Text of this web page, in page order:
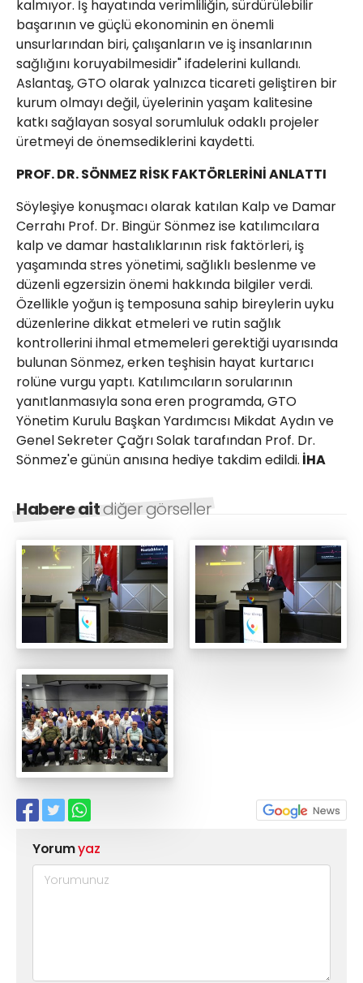
kalmıyor. İş hayatında verimliliğin, sürdürülebilir
başarının ve güçlü ekonominin en önemli
unsurlarından biri, çalışanların ve iş insanlarının
sağlığını koruyabilmesidir" ifadelerini kullandı.
Aslantaş, GTO olarak yalnızca ticareti geliştiren bir
kurum olmayı değil, üyelerinin yaşam kalitesine
katkı sağlayan sosyal sorumluluk odaklı projeler
üretmeyi de önemsediklerini kaydetti.
PROF. DR. SÖNMEZ RİSK FAKTÖRLERİNİ ANLATTI
Söyleşiye konuşmacı olarak katılan Kalp ve Damar
Cerrahı Prof. Dr. Bingür Sönmez ise katılımcılara
kalp ve damar hastalıklarının risk faktörleri, iş
yaşamında stres yönetimi, sağlıklı beslenme ve
düzenli egzersizin önemi hakkında bilgiler verdi.
Özellikle yoğun iş temposuna sahip bireylerin uyku
düzenlerine dikkat etmeleri ve rutin sağlık
kontrollerini ihmal etmemeleri gerektiği uyarısında
bulunan Sönmez, erken teşhisin hayat kurtarıcı
rolüne vurgu yaptı. Katılımcıların sorularının
yanıtlanmasıyla sona eren programda, GTO
Yönetim Kurulu Başkan Yardımcısı Mikdat Aydın ve
Genel Sekreter Çağrı Solak tarafından Prof. Dr.
Sönmez'e günün anısına hediye takdim edildi. İHA
Habere aitdiğer görseller
Yorumyaz